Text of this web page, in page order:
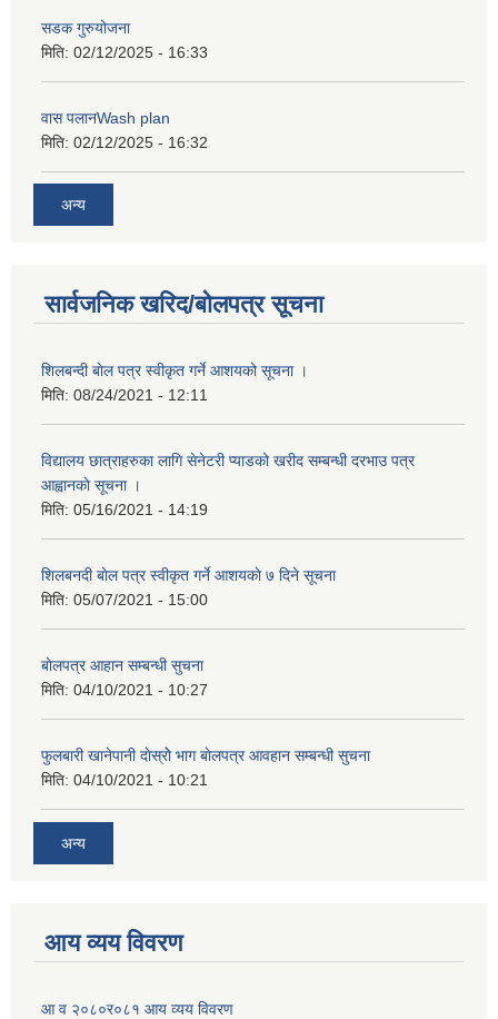
सडक गुरुयोजना
मिति: 02/12/2025 - 16:33
वास पलानWash plan
मिति: 02/12/2025 - 16:32
अन्य
सार्वजनिक खरिद/बोलपत्र सूचना
शिलबन्दी बाेल पत्र स्वीकृत गर्ने आशयको सूचना ।
मिति: 08/24/2021 - 12:11
विद्यालय छात्राहरुका लागि सेनेटरी प्याडको खरीद सम्बन्धी दरभाउ पत्र
आह्वानकाे सूचना ।
मिति: 05/16/2021 - 14:19
शिलबनदी बाेल पत्र स्वीकृत गर्ने आशयकाे ७ दिने सूचना
मिति: 05/07/2021 - 15:00
बाेलपत्र आहान सम्बन्धी सुचना
मिति: 04/10/2021 - 10:27
फुलबारी खानेपानी दाेस्राेे भाग बाेलपत्र आवहान सम्बन्धी सुचना
मिति: 04/10/2021 - 10:21
अन्य
आय व्यय विवरण
आ व २०८०र०८१ आय व्यय विवरण